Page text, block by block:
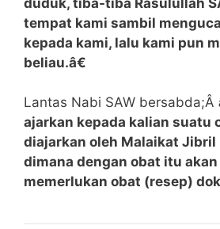
tempat kami sambil
kepada kami, lalu kami pun
beliau.â€
Lantas Nabi SAW bersabda;Â
ajarkan kepada kalian suatu
diajarkan oleh Malaikat Jibril
dimana dengan obat itu
memerlukan obat (resep)